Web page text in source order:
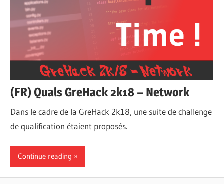
(FR) Quals GreHack 2k18 – Network
Dans le cadre de la GreHack 2k18, une suite de challenge
de qualification étaient proposés.
Continue reading